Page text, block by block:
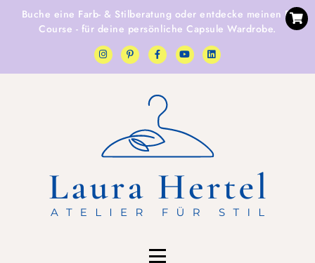
Buche eine Farb- & Stilberatung oder entdecke meinen E-
Course - für deine persönliche Capsule Wardrobe.